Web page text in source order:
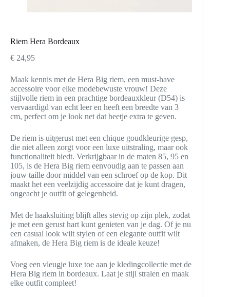
Riem Hera Bordeaux
€ 24,95
Maak kennis met de Hera Big riem, een must-have
accessoire voor elke modebewuste vrouw! Deze
stijlvolle riem in een prachtige bordeauxkleur (D54) is
vervaardigd van echt leer en heeft een breedte van 3
cm, perfect om je look net dat beetje extra te geven.
De riem is uitgerust met een chique goudkleurige gesp,
die niet alleen zorgt voor een luxe uitstraling, maar ook
functionaliteit biedt. Verkrijgbaar in de maten 85, 95 en
105, is de Hera Big riem eenvoudig aan te passen aan
jouw taille door middel van een schroef op de kop. Dit
maakt het een veelzijdig accessoire dat je kunt dragen,
ongeacht je outfit of gelegenheid.
Met de haaksluiting blijft alles stevig op zijn plek, zodat
je met een gerust hart kunt genieten van je dag. Of je nu
een casual look wilt stylen of een elegante outfit wilt
afmaken, de Hera Big riem is de ideale keuze!
Voeg een vleugje luxe toe aan je kledingcollectie met de
Hera Big riem in bordeaux. Laat je stijl stralen en maak
elke outfit compleet!